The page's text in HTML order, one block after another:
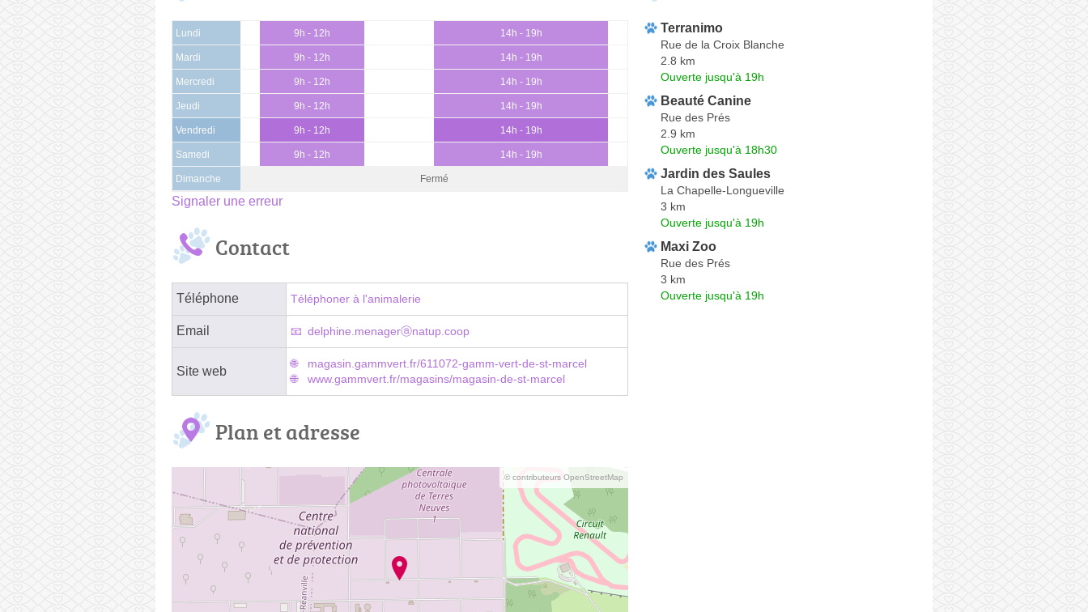
Lundi 9h - 12h 14h - 19h
Mardi 9h - 12h 14h - 19h
Mercredi 9h - 12h 14h - 19h
Jeudi 9h - 12h 14h - 19h
Vendredi 9h - 12h 14h - 19h
Samedi 9h - 12h 14h - 19h
Dimanche Fermé
Signaler une erreur
Contact
Téléphone Téléphoner à l'animalerie
Email delphine.menagerⓐnatup.coop
Site web
magasin.gammvert.fr/611072-gamm-vert-de-st-marcel
www.gammvert.fr/magasins/magasin-de-st-marcel
Plan et adresse
© contributeurs OpenStreetMap
Terranimo
Rue de la Croix Blanche
2.8 km
Ouverte jusqu'à 19h
Beauté Canine
Rue des Prés
2.9 km
Ouverte jusqu'à 18h30
Jardin des Saules
La Chapelle-Longueville
3 km
Ouverte jusqu'à 19h
Maxi Zoo
Rue des Prés
3 km
Ouverte jusqu'à 19h